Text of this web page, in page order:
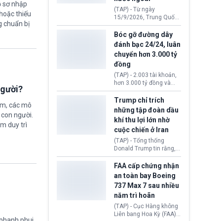
sơ nhập
thiếu
chuẩn bị
các mô
người.
duy trì
đến ổ dịch Salmonella
khiến ít nhất 110 người
mắc bệnh tại bang
Minnesota.
(TAP) - Từ ngày
15/9/2026, Trung Quốc
áp dụng quy định mới về
quản lý xuất nhập cảnh.
Một hành vi vi phạm giấy
tờ, xuất nhập cảnh trái
phép hay liên quan kiểm
soát công nghệ có thể
khiến công dân Trung
Quốc đối mặt lệnh cấm
xuất cảnh kéo dài tới 3
năm. Trong khi đó, người
nước ngoài sử dụng giấy
tờ giả có nguy cơ bị từ
chối nhập cảnh hoặc
cấm vào Trung Quốc tới
5 năm.
Bóc gỡ đường dây
đánh bạc 24/24, luân
chuyển hơn 3.000 tỷ
đồng
(TAP) - 2.003 tài khoản,
hơn 3.000 tỷ đồng và
một đường dây đánh
bạc xuyên quốc gia vận
hành 24/24 giờ vừa bị
Công an TP. Hải Phòng
(Việt Nam) bóc gỡ.
Trump chỉ trích
những tập đoàn dầu
khí thu lợi lớn nhờ
cuộc chiến ở Iran
(TAP) - Tổng thống
Donald Trump tin rằng, 2
tập đoàn dầu khí
ExxonMobil và Chevron
đã thu về lợi nhuận quá
lớn nhờ giá dầu tăng
mạnh suốt thời gian Hoa
Kỳ xảy ra xung đột ở
Iran. Trên cơ sở đó, lãnh
đạo Nhà Trắng kêu gọi
các doanh nghiệp cần
FAA cấp chứng nhận
an toàn bay Boeing
737 Max 7 sau nhiều
năm trì hoãn
(TAP) - Cục Hàng không
Liên bang Hoa Kỳ (FAA)